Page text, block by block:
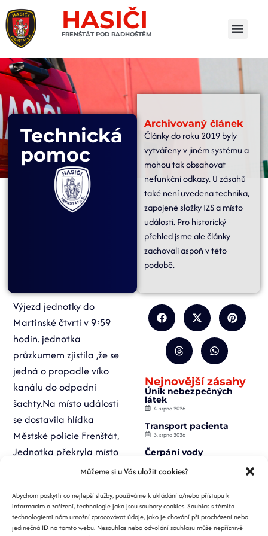
Můžeme si u Vás uložit cookies?
Abychom poskytli co nejlepší služby, používáme k ukládání a/nebo přístupu k
informacím o zařízení, technologie jako jsou soubory cookies. Souhlas s těmito
technologiemi nám umožní zpracovávat údaje, jako je chování při procházení nebo
jedinečná ID na tomto webu. Nesouhlas nebo odvolání souhlasu může nepříznivě
HASIČI
FRENŠTÁT POD RADHOŠTĚM
Technická
pomoc
Archivovaný článek
Články do roku 2019 byly
vytvářeny v jiném systému a
mohou tak obsahovat
nefunkční odkazy. U zásahů
také není uvedena technika,
zapojené složky IZS a místo
události. Pro historický
přehled jsme ale články
zachovali aspoň v této
podobě.
Výjezd jednotky do
Martinské čtvrti v 9:59
hodin. jednotka
průzkumem zjistila ,že se
jedná o propadle víko
kanálu do odpadní
šachty.Na místo události
se dostavila hlídka
Městské policie Frenštát,
Jednotka překryla místo
propadu dřevěnou
vytyčovací páskou. MP
informovala vedouciho
odboru MU Frenštát.
Nejnovější zásahy
Únik nebezpečných
látek
4. srpna 2026
Transport pacienta
3. srpna 2026
Čerpání vody
Záchrana osoby z
2. srpna 2026
Požár nízké budovy
1. srpna 2026